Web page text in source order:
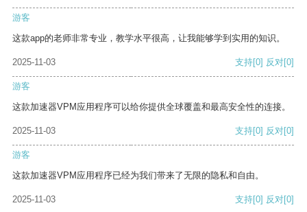
游客
这款app的老师非常专业，教学水平很高，让我能够学到实用的知识。
2025-11-03 支持[0] 反对[0]
游客
这款加速器VPM应用程序可以给你提供全球覆盖和最高安全性的连接。
2025-11-03 支持[0] 反对[0]
游客
这款加速器VPM应用程序已经为我们带来了无限的隐私和自由。
2025-11-03 支持[0] 反对[0]